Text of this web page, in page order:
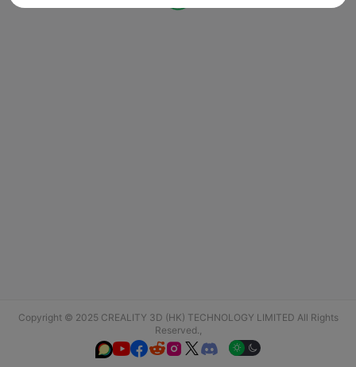
Copyright © 2025 CREALITY 3D (HK) TECHNOLOGY LIMITED All Rights
Reserved.,
  